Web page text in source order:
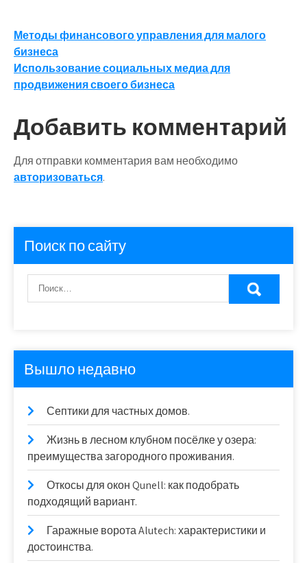
Навигация
по
записям
Методы финансового управления для малого
бизнеса
Использование социальных медиа для
продвижения своего бизнеса
Добавить комментарий
Для отправки комментария вам необходимо
авторизоваться.
Поиск по сайту
Вышло недавно
Септики для частных домов.
Жизнь в лесном клубном посёлке у озера:
преимущества загородного проживания.
Откосы для окон Qunell: как подобрать
подходящий вариант.
Гаражные ворота Alutech: характеристики и
достоинства.